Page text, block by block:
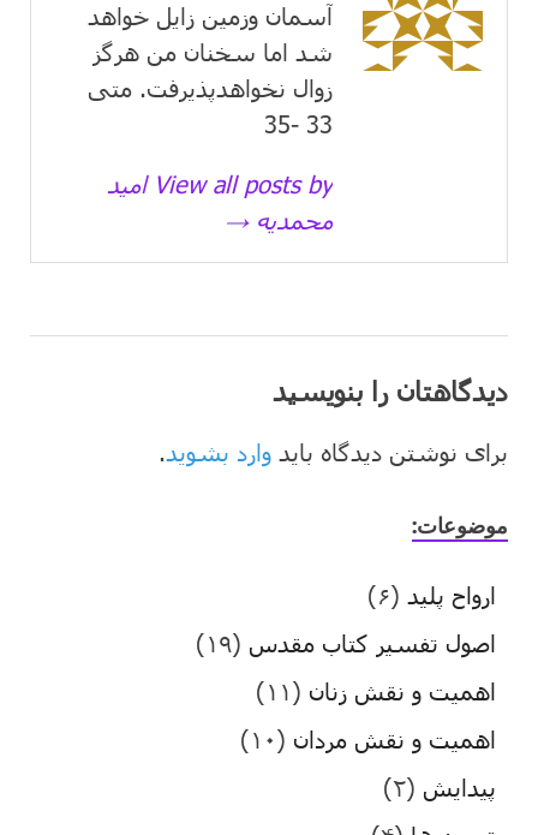
آسمان وزمین زايل خواهد
شد اما سخنان من هرگز
زوال نخواهدپذیرفت. متی
33 -35
View all posts by امید
محمدیه →
دیدگاهتان را بنویسید
برای نوشتن دیدگاه باید وارد بشوید.
موضوعات:
ارواح پلید (۶)
اصول تفسیر کتاب مقدس (۱۹)
اهمیت و نقش زنان (۱۱)
اهمیت و نقش مردان (۱۰)
پیدایش (۲)